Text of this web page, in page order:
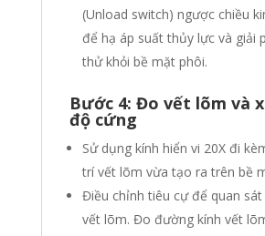
(Unload switch) ngược chiều
để hạ áp suất thủy lực và giải
thử khỏi bề mặt phôi.
Bước 4: Đo vết lõm và
độ cứng
Sử dụng kính hiển vi 20X đi
trí vết lõm vừa tạo ra trên bề
Điều chỉnh tiêu cự để quan
vết lõm. Đo đường kính vết